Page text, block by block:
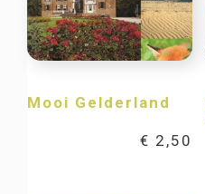
Mooi Gelderland
€ 2,50